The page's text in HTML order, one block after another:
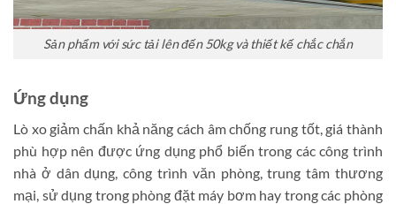
Sản phẩm với sức tải lên đến 50kg và thiết kế chắc chắn
Ứng dụng
Lò xo giảm chấn khả năng cách âm chống rung tốt, giá thành
phù hợp nên được ứng dụng phổ biến trong các công trình
nhà ở dân dụng, công trình văn phòng, trung tâm thương
mại, sử dụng trong phòng đặt máy bơm hay trong các phòng